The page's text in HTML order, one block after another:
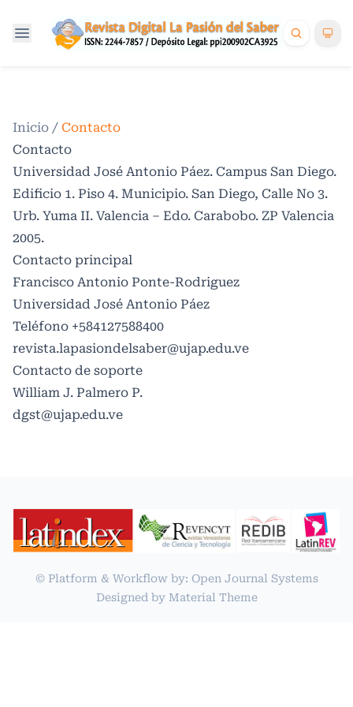
Inicio / Contacto
Contacto
Universidad José Antonio Páez. Campus San Diego.
Edificio 1. Piso 4. Municipio. San Diego, Calle No 3.
Urb. Yuma II. Valencia – Edo. Carabobo. ZP Valencia
2005.
Contacto principal
Francisco Antonio Ponte-Rodriguez
Universidad José Antonio Páez
Teléfono +584127588400
revista.lapasiondelsaber@ujap.edu.ve
Contacto de soporte
William J. Palmero P.
dgst@ujap.edu.ve
© Platform & Workflow by: Open Journal Systems
Designed by Material Theme